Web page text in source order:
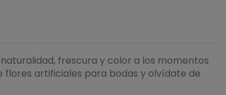
frescura y color a los momentos
flores artificiales para bodas y olvídate de